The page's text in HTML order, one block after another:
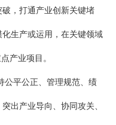
，打通产业创新关键堵
生产或运用，在关键领域
产业项目。
公平公正、管理规范、绩
出产业导向、协同攻关、